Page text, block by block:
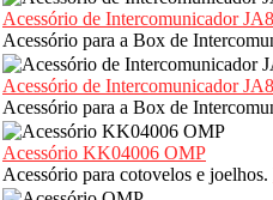
Acessório de Intercomunicador
Acessório para a Box de
Acessório de Intercomunicador
Acessório para a Box de
Acessório KK04006 OMP
Acessório para cotovelos e joelhos.